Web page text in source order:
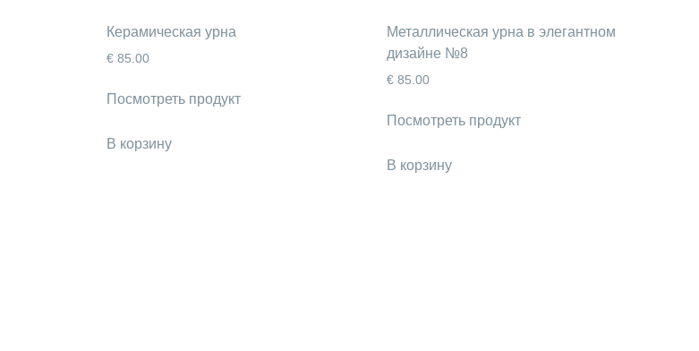
Керамическая урна
€ 85.00
Посмотреть продукт
В корзину
Металлическая урна в элегантном
дизайне №8
€85.00
Посмотреть продукт
В корзину